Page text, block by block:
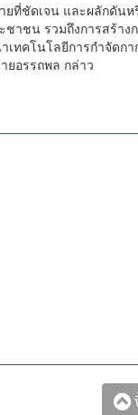
ที่ชัดเจน และผลักดันห
าชน รวมถึงการสร้า
ทคโนโลยีการกำจัดก
ยอรรถพล กล่าว